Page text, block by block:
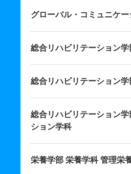
グローバル・コミュニケ
総合リハビリテーション
総合リハビリテーション
総合リハビリテーション
ション学科
栄養学部 栄養学科 管理栄